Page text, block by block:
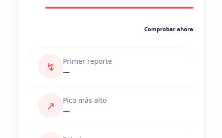
Comprobar ahora
↯
Primer reporte
—
↗
Pico más alto
—